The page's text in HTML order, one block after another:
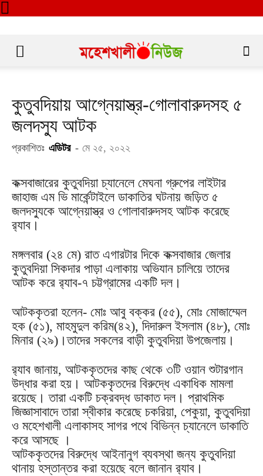
কুতুবদিয়ায় আগ্নেয়াস্ত্র-গোলাবারুদসহ ৫
জলদস্যু আটক
প্রকাশিতঃ এডিটর - মে ২৫, ২০২২
কক্সবাজারের কুতুবদিয়া চ্যানেলে মেঘনা গ্রুপের লাইটার
জাহাজ এম ভি মার্কেন্টাইলে ডাকাতির ঘটনায় জড়িত ৫
জলদস্যুকে আগ্নেয়াস্ত্র ও গোলাবারুদসহ আটক করেছে
র‌্যাব।
মঙ্গলবার (২৪ মে) রাত এগারটার দিকে কক্সবাজার জেলার
কুতুবদিয়া সিকদার পাড়া এলাকায় অভিযান চালিয়ে তাদের
আটক করে র‌্যাব-৭ চট্টগ্রামের একটি দল।
আটককৃতরা হলেন- মোঃ আবু বক্কর (৫৫), মোঃ মোজাম্মেল
হক (৫১), মাহমুদুল করিম(৪২), দিদারুল ইসলাম (৪৮), মোঃ
মিনার (২৯)।তাদের সকলের বাড়ী কুতুবদিয়া উপজেলায়।
র‌্যাব জানায়, আটককৃতদের কাছ থেকে ৩টি ওয়ান শুটারগান
উদ্ধার করা হয়। আটককৃতদের বিরুদ্ধে একাধিক মামলা
রয়েছে। তারা একটি চক্রবদ্ধ ডাকাত দল। প্রাথমিক
জিজ্ঞাসাবাদে তারা স্বীকার করেছে চকরিয়া, পেকুয়া, কুতুবদিয়া
ও মহেশখালী এলাকাসহ সাগর পথে বিভিন্ন চ্যানেলে ডাকাতি
করে আসছে ।
আটককৃতদের বিরুদ্ধে আইনানুগ ব্যবস্থা জন্য কুতুবদিয়া
থানায় হস্তান্তর করা হয়েছে বলে জানান র‌্যাব।